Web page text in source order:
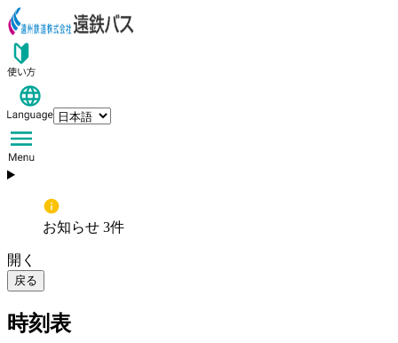
お知らせ 3件
開く
戻る
時刻表